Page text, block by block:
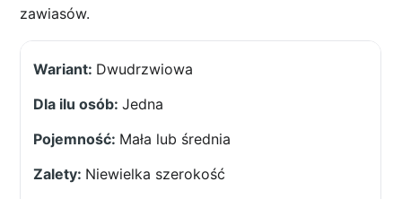
zawiasów.
Dwudrzwiowa
Jedna
Mała lub średnia
Niewielka szerokość